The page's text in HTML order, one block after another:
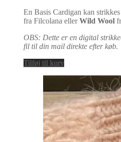
En Basis Cardigan kan
fra Filcolana ellerWild Wool
OBS: Dette er en digital
fil til din mail direkte efter køb.
Tilføj til kurv